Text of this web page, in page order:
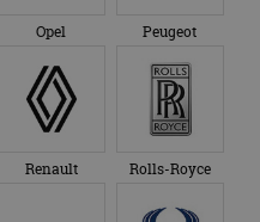
Opel Peugeot
Renault Rolls-Royce